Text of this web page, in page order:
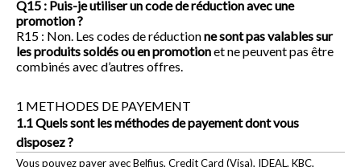
Q15 : Puis-je utiliser un code de réduction avec une
promotion ?
R15 : Non. Les codes de réductionne sont pas valables sur
les produits soldés ou en promotionet ne peuvent pas être
combinés avec d’autres offres.
1 METHODES DE PAYEMENT
1.1 Quels sont les méthodes de payement dont vous
disposez ?
Vous pouvez payer avec Belfius, Credit Card (Visa), IDEAL, KBC,